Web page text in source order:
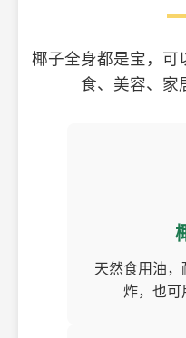
椰子全身都是宝，可
食、美容、家
天然食用油
炸，也可